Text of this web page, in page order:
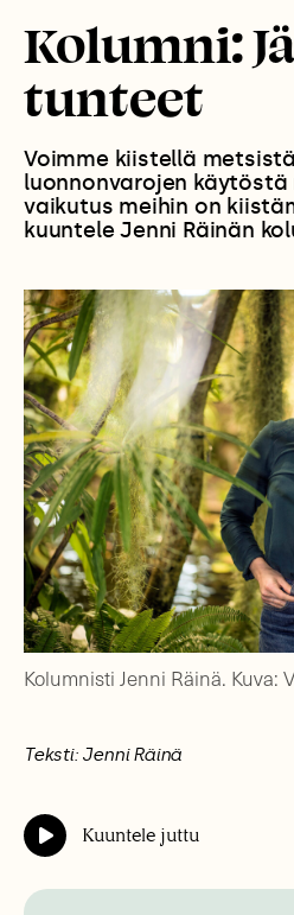
Kolumni:
tunteet
Voimme kiistellä
luonnonvarojen
vaikutus meihin on
kuuntele Jenni Räinän
Kolumnisti Jenni Räinä. Kuva:
Teksti: Jenni Räinä
Kuuntele juttu
Äänitoistin